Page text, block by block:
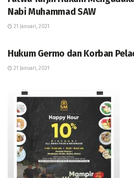
Nabi Muhammad SAW
21 Januari, 2021
Hukum Germo dan Korban
21 Januari, 2021